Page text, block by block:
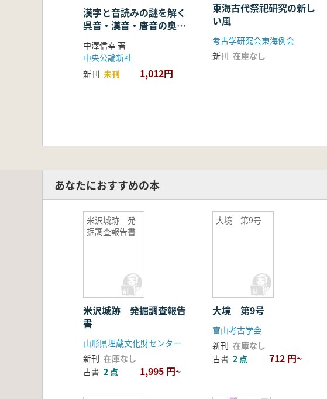
漢字と音読みの謎を解く
呉音・漢音・唐音の奥深
い世界
中澤信幸 著
中央公論新社
新刊 未刊 1,012円
東海古代祭祀研究の新し
い風
考古学研究会東海例会
新刊 在庫なし
あなたにおすすめの本
米沢城跡 発
掘調査報告書
米沢城跡 発掘調査報告
書
山形県埋蔵文化財センター
新刊 在庫なし
古書 2 点 1,995 円~
大境 第9号
大境 第9号
富山考古学会
新刊 在庫なし
古書 2 点 712 円~